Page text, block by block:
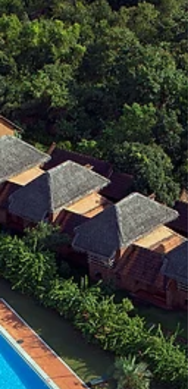
«Swa» – «я», а «Swara» – звук. Здесь всё
создано для того, чтобы гости сумели
услышать свое...